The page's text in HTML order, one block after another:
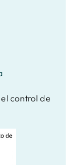
control de